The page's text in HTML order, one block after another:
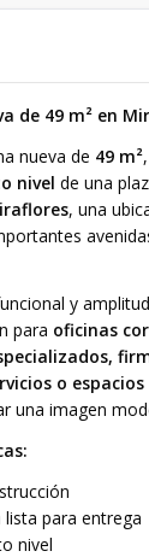
de 49 m² en
nueva de 49 m²
nivel de una
, una
y
para oficinas
o
una imagen
lista para entrega
nivel